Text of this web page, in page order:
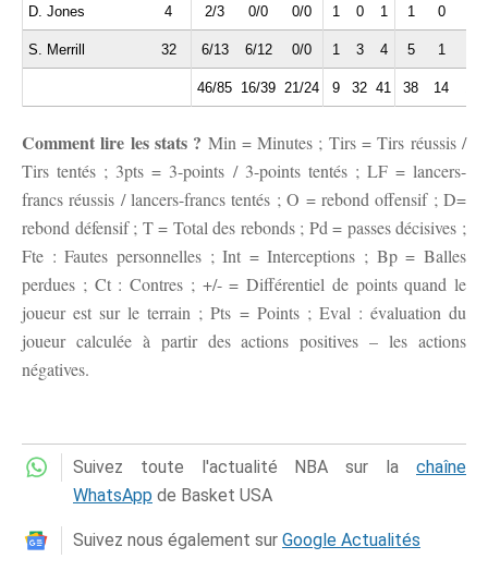
D. Jones 4 2/3 0/0 0/0 1 0 1 1 0
S. Merrill 32 6/13 6/12 0/0 1 3 4 5 1
46/85 16/39 21/24 9 32 41 38 14
Comment lire les stats ? Min = Minutes ; Tirs = Tirs réussis /
Tirs tentés ; 3pts = 3-points / 3-points tentés ; LF = lancers-
francs réussis / lancers-francs tentés ; O = rebond offensif ; D=
rebond défensif ; T = Total des rebonds ; Pd = passes décisives ;
Fte : Fautes personnelles ; Int = Interceptions ; Bp = Balles
perdues ; Ct : Contres ; +/- = Différentiel de points quand le
joueur est sur le terrain ; Pts = Points ; Eval : évaluation du
joueur calculée à partir des actions positives – les actions
négatives.
Suivez toute l'actualité NBA sur la chaîne
WhatsApp de Basket USA
Suivez nous également sur Google Actualités